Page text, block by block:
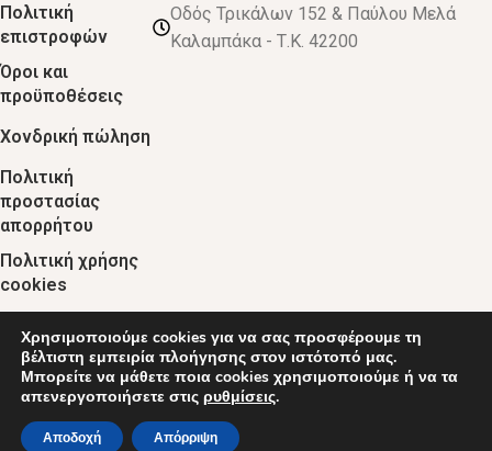
Πολιτική
επιστροφών
Όροι και
προϋποθέσεις
Χονδρική πώληση
Πολιτική
προστασίας
απορρήτου
Πολιτική χρήσης
cookies
Οδός Τρικάλων 152 & Παύλου Μελά
Καλαμπάκα - Τ.Κ. 42200
© 2024 :: decobebe.gr
Χρησιμοποιούμε cookies για να σας προσφέρουμε τη
βέλτιστη εμπειρία πλοήγησης στον ιστότοπό μας.
Μπορείτε να μάθετε ποια cookies χρησιμοποιούμε ή να τα
απενεργοποιήσετε στις ρυθμίσεις.
Αποδοχή Απόρριψη